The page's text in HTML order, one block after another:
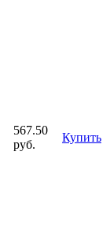
567.50
руб.
Купить